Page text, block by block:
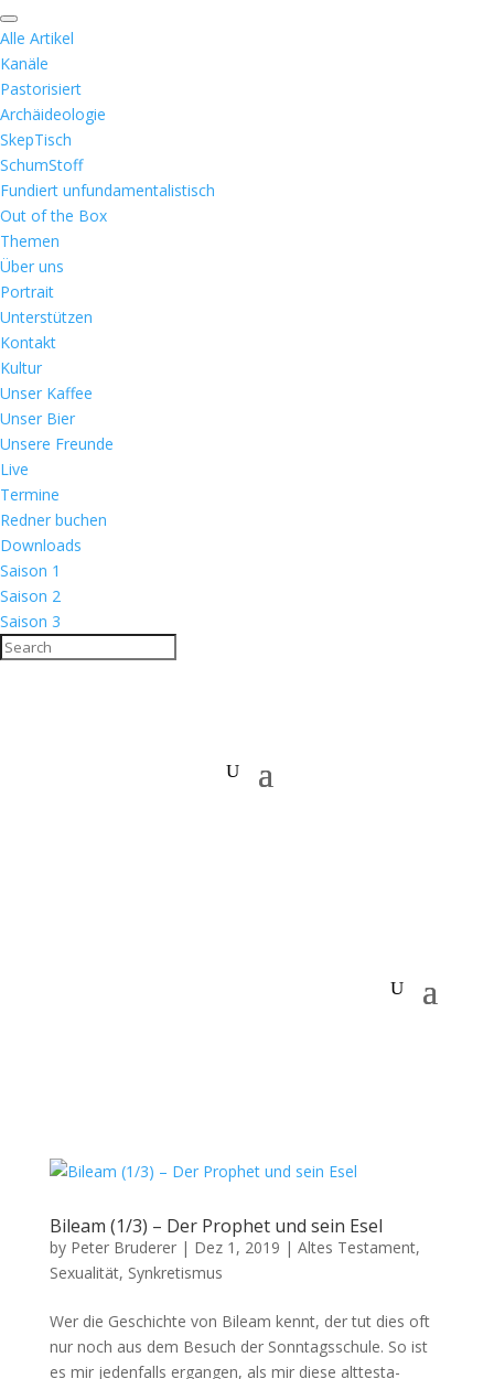
Alle Artikel
Kanäle
Pastorisiert
Archäideologie
SkepTisch
SchumStoff
Fundiert unfundamentalistisch
Out of the Box
Themen
Über uns
Portrait
Unterstützen
Kontakt
Kultur
Unser Kaffee
Unser Bier
Unsere Freunde
Live
Termine
Redner buchen
Downloads
Saison 1
Saison 2
Saison 3
Bileam (1/3) – Der Prophet und sein Esel
by Peter Bruderer| Dez 1, 2019 | Altes Testament,
Sexualität, Synkretismus
Wer die Geschichte von Bileam ken­nt, der tut dies oft
nur noch aus dem Besuch der Son­ntagss­chule. So ist
es mir jeden­falls ergan­gen, als mir diese alttes­ta­